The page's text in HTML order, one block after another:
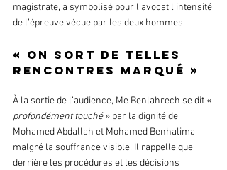
magistrate, a symbolisé pour l’avocat l’intensité
de l’épreuve vécue par les deux hommes.
« On sort de telles
rencontres marqué »
À la sortie de l’audience, Me Benlahrech se dit «
profondément touché » par la dignité de
Mohamed Abdallah et Mohamed Benhalima
malgré la souffrance visible. Il rappelle que
derrière les procédures et les décisions